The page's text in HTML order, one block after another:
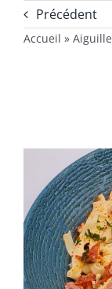
Précédent
Accueil »